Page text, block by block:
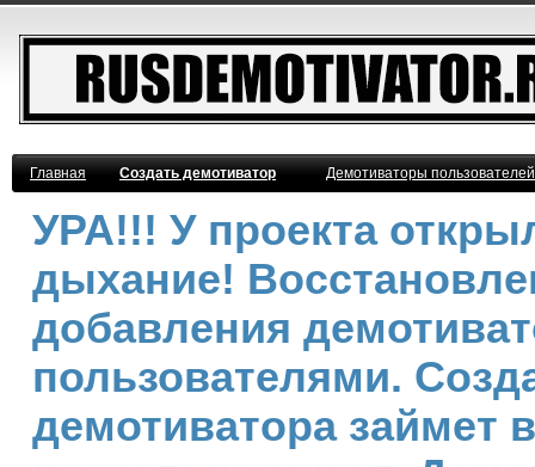
Главная Создать демотиватор Демотиваторы
УРА!!! У проекта
дыхание!
добавления
пользователями.
демотиватора займет